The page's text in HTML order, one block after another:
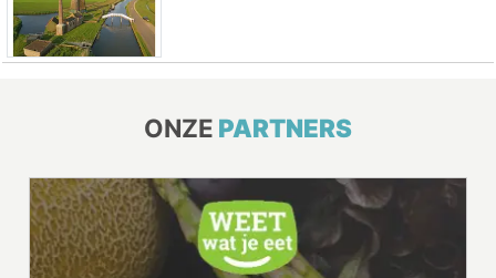
ONZE PARTNERS